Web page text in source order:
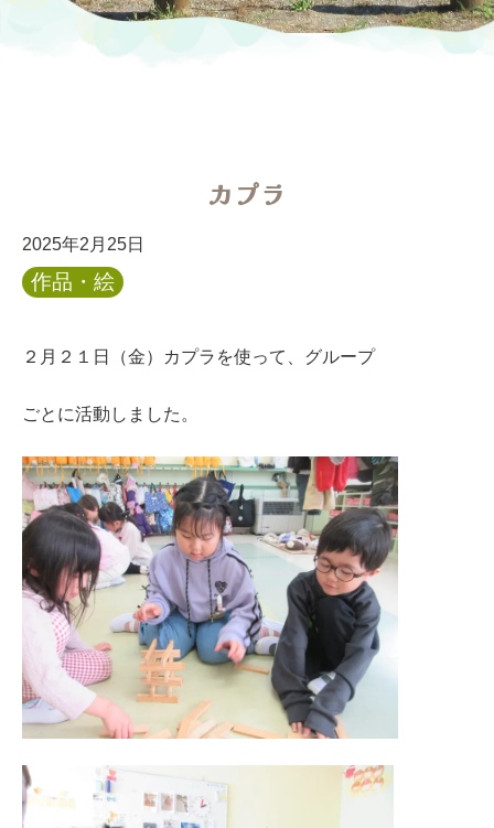
カプラ
2025年2月25日
作品・絵
２月２１日（金）カプラを使って、グループ
ごとに活動しました。